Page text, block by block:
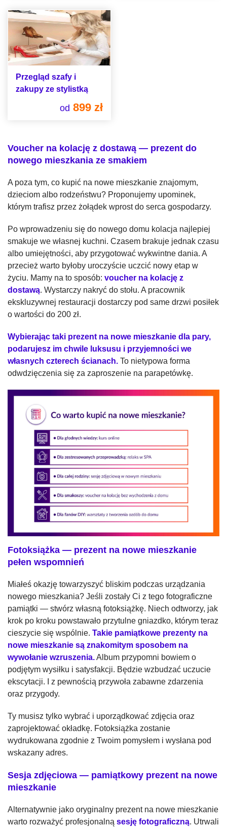
Przegląd szafy i
zakupy ze stylistką
od 899 zł
Voucher na kolację z dostawą — prezent do
nowego mieszkania ze smakiem
A poza tym, co kupić na nowe mieszkanie znajomym,
dzieciom albo rodzeństwu? Proponujemy upominek,
którym trafisz przez żołądek wprost do serca gospodarzy.
Po wprowadzeniu się do nowego domu kolacja najlepiej
smakuje we własnej kuchni. Czasem brakuje jednak czasu
albo umiejętności, aby przygotować wykwintne dania. A
przecież warto byłoby uroczyście uczcić nowy etap w
życiu. Mamy na to sposób: voucher na kolację z
dostawą. Wystarczy nakryć do stołu. A pracownik
ekskluzywnej restauracji dostarczy pod same drzwi posiłek
o wartości do 200 zł.
Wybierając taki prezent na nowe mieszkanie dla pary,
podarujesz im chwile luksusu i przyjemności we
własnych czterech ścianach. To nietypowa forma
odwdzięczenia się za zaproszenie na parapetówkę.
Fotoksiążka — prezent na nowe mieszkanie
pełen wspomnień
Miałeś okazję towarzyszyć bliskim podczas urządzania
nowego mieszkania? Jeśli zostały Ci z tego fotograficzne
pamiątki — stwórz własną fotoksiążkę. Niech odtworzy, jak
krok po kroku powstawało przytulne gniazdko, którym teraz
cieszycie się wspólnie. Takie pamiątkowe prezenty na
nowe mieszkanie są znakomitym sposobem na
wywołanie wzruszenia.Album przypomni bowiem o
podjętym wysiłku i satysfakcji. Będzie wzbudzać uczucie
ekscytacji. I z pewnością przywoła zabawne zdarzenia
oraz przygody.
Ty musisz tylko wybrać i uporządkować zdjęcia oraz
zaprojektować okładkę. Fotoksiążka zostanie
wydrukowana zgodnie z Twoim pomysłem i wysłana pod
wskazany adres.
Sesja zdjęciowa — pamiątkowy prezent na nowe
mieszkanie
Alternatywnie jako oryginalny prezent na nowe mieszkanie
warto rozważyć profesjonalną sesję fotograficzną. Utrwali